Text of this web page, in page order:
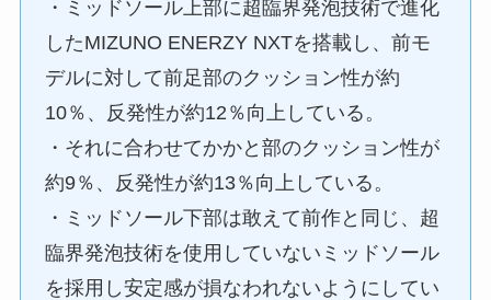
・ミッドソール上部に超臨界発泡技術で進化
したMIZUNO ENERZY NXTを搭載し、前モ
デルに対して前足部のクッション性が約
10％、反発性が約12％向上している。
・それに合わせてかかと部のクッション性が
約9％、反発性が約13％向上している。
・ミッドソール下部は敢えて前作と同じ、超
臨界発泡技術を使用していないミッドソール
を採用し安定感が損なわれないようにしてい